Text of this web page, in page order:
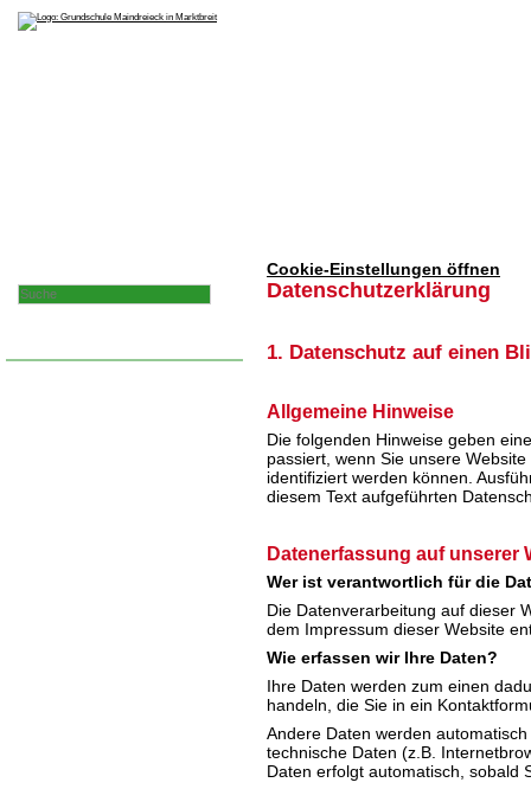
Cookie-Einstellungen öffnen
Datenschutzerklärung
1. Datenschutz auf einen
Allgemeine Hinweise
Die folgenden Hinweise geben
passiert, wenn Sie unsere
identifiziert werden können.
diesem Text aufgeführten
Datenerfassung auf unserer
Wer ist verantwortlich für die
Die Datenverarbeitung auf dieser
dem Impressum dieser Website
Wie erfassen wir Ihre Daten?
Ihre Daten werden zum einen
handeln, die Sie in ein
Andere Daten werden
technische Daten (z.B.
Daten erfolgt automatisch, sobald